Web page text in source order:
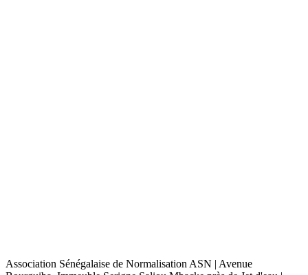
Association Sénégalaise de Normalisation ASN | Avenue